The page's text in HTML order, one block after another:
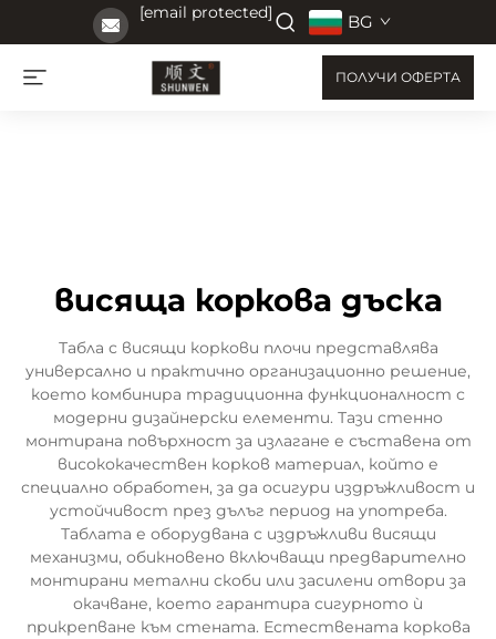
[email protected] BG
ПОЛУЧИ ОФЕРТА
висяща коркова дъска
Табла с висящи коркови плочи представлява
универсално и практично организационно решение,
което комбинира традиционна функционалност с
модерни дизайнерски елементи. Тази стенно
монтирана повърхност за излагане е съставена от
висококачествен корков материал, който е
специално обработен, за да осигури издръжливост и
устойчивост през дълъг период на употреба.
Таблата е оборудвана с издръжливи висящи
механизми, обикновено включващи предварително
монтирани метални скоби или засилени отвори за
окачване, което гарантира сигурното ѝ
прикрепване към стената. Естествената коркова